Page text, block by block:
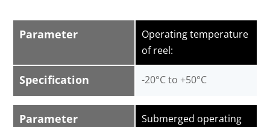
Parameter
Specification
Operating temperature
of reel:
-20°C to +50°C
Parameter Submerged operating